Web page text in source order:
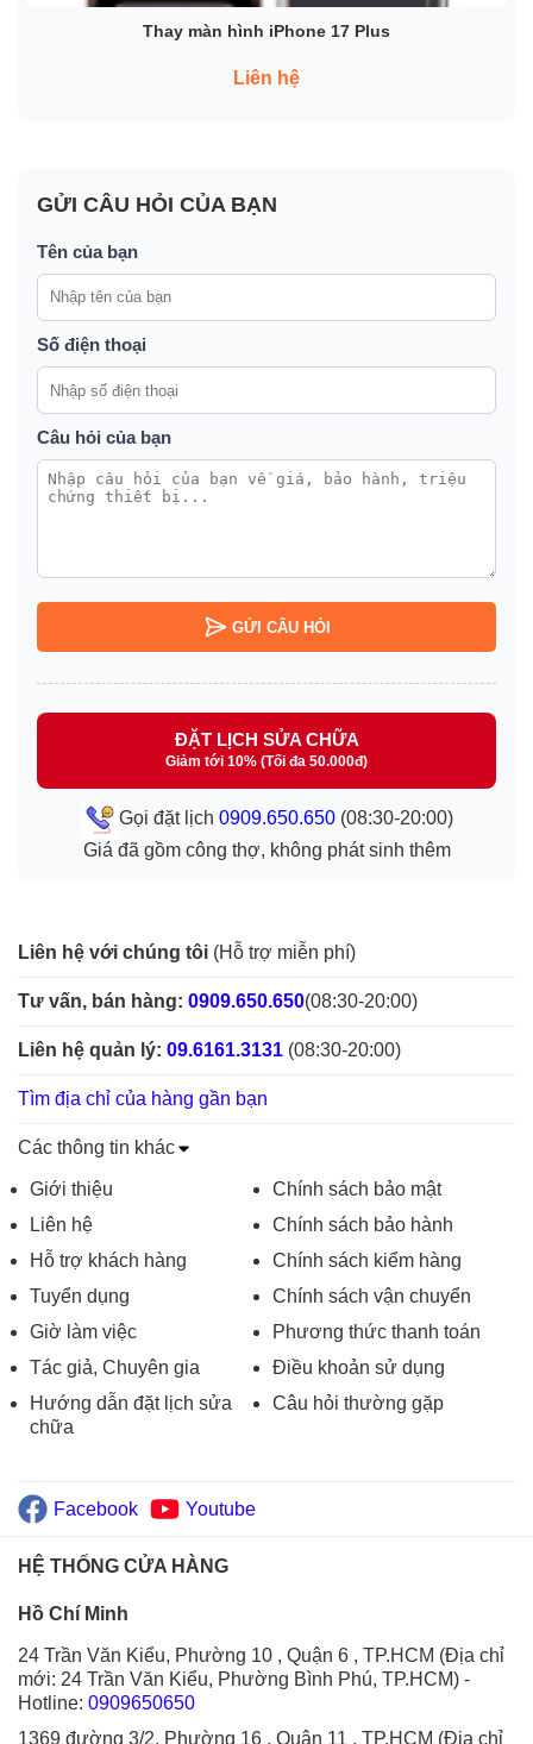
Thay màn hình iPhone 17 Plus
Liên hệ
GỬI CÂU HỎI CỦA BẠN
Tên của bạn
Số điện thoại
Câu hỏi của bạn
GỬI CÂU HỎI
ĐẶT LỊCH SỬA CHỮA
Giảm tới 10% (Tối đa 50.000đ)
Gọi đặt lịch 0909.650.650(08:30-20:00)
Giá đã gồm công thợ, không phát sinh thêm
Liên hệ với chúng tôi (Hỗ trợ miễn phí)
Tư vấn, bán hàng: 0909.650.650(08:30-20:00)
Liên hệ quản lý: 09.6161.3131 (08:30-20:00)
Tìm địa chỉ của hàng gần bạn
Các thông tin khác
Giới thiệu
Liên hệ
Hỗ trợ khách hàng
Tuyển dụng
Giờ làm việc
Tác giả, Chuyên gia
Hướng dẫn đặt lịch sửa
chữa
Chính sách bảo mật
Chính sách bảo hành
Chính sách kiểm hàng
Chính sách vận chuyển
Phương thức thanh toán
Điều khoản sử dụng
Câu hỏi thường gặp
Facebook Youtube
HỆ THỐNG CỬA HÀNG
Hồ Chí Minh
24 Trần Văn Kiểu, Phường 10 , Quận 6 , TP.HCM (Địa chỉ
mới: 24 Trần Văn Kiểu, Phường Bình Phú, TP.HCM) -
Hotline: 0909650650
1369 đường 3/2, Phường 16 , Quận 11 , TP.HCM (Địa chỉ